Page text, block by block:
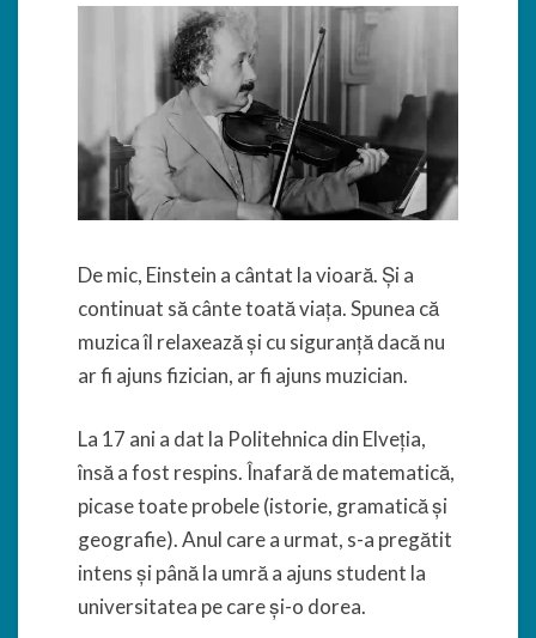
De mic, Einstein a cântat la vioară. Și a
continuat să cânte toată viața. Spunea că
muzica îl relaxează și cu siguranță dacă nu
ar fi ajuns fizician, ar fi ajuns muzician.
La 17 ani a dat la Politehnica din Elveția,
însă a fost respins. Înafară de matematică,
picase toate probele (istorie, gramatică și
geografie). Anul care a urmat, s-a pregătit
intens și până la umră a ajuns student la
universitatea pe care și-o dorea.